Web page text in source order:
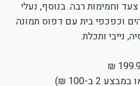
וחמימות רבה. בנוסף, נעלי
וכפכפי בית עם דפוס תמונה
נייבי ותכלת.